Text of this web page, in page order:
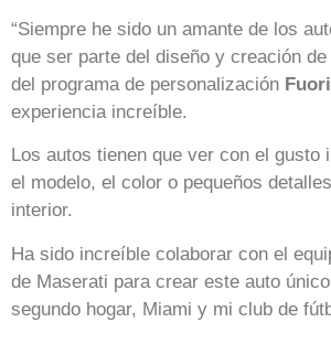
“Siempre he sido un amante de los
que ser parte del diseño y creación de
del programa de personalización
experiencia increíble.
Los autos tienen que ver con el gusto
el modelo, el color o pequeños
interior.
Ha sido increíble colaborar con el
de Maserati para crear este auto
segundo hogar, Miami y mi club de